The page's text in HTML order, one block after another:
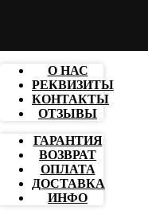
О НАС
РЕКВИЗИТЫ
КОНТАКТЫ
ОТЗЫВЫ
ГАРАНТИЯ
ВОЗВРАТ
ОПЛАТА
ДОСТАВКА
ИНФО